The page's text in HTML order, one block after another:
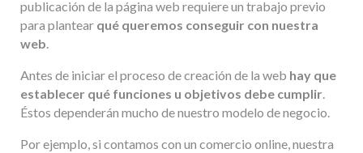
publicación de la página web requiere un trabajo previo
para plantear qué queremos conseguir con nuestra
web.
Antes de iniciar el proceso de creación de la web hay que
establecer qué funciones u objetivos debe cumplir.
Éstos dependerán mucho de nuestro modelo de negocio.
Por ejemplo, si contamos con un comercio online, nuestra